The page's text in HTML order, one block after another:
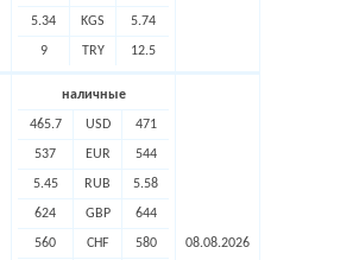
5.34 KGS 5.74
9 TRY 12.5
наличные
465.7 USD 471
537 EUR 544
5.45 RUB 5.58
624 GBP 644
560 CHF 580 08.08.2026